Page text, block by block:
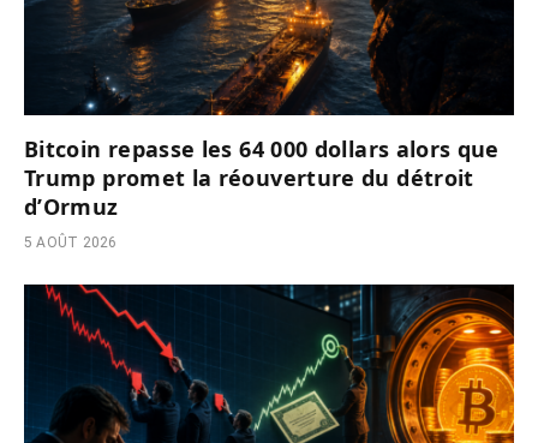
Bitcoin repasse les 64 000 dollars alors que
Trump promet la réouverture du détroit
d’Ormuz
5 AOÛT 2026